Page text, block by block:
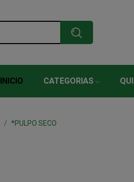
INICIO CATEGORIAS
*PULPO SECO